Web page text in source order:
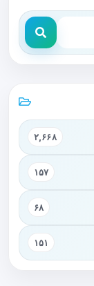
۲,۶۶۸
۱۵۷
۶۸
۱۵۱